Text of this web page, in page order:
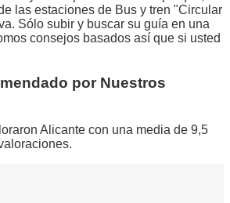
las estaciones de Bus y tren "Circular
Sólo subir y buscar su guía en una
consejos basados así que si usted
por Nuestros
Alicante con una media de 9,5